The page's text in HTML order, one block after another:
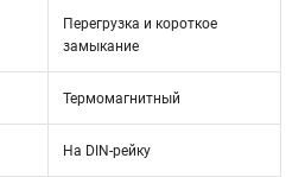
Перегрузка и короткое
замыкание
Термомагнитный
На DIN-рейку